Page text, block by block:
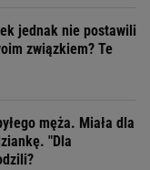
jednak nie postawili
związkiem? Te
męża. Miała dla
"Dla